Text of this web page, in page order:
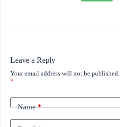
Leave a Reply
Your email address will not be published.
*
Name*